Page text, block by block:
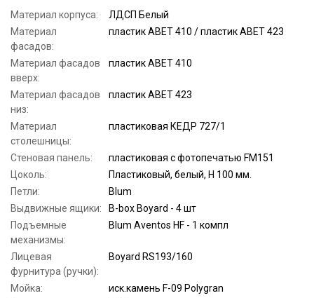
Материал корпуса:
ЛДСП Белый
Материал
фасадов:
пластик ABET 410 / пластик ABET 423
Материал фасадов
вверх:
пластик ABET 410
Материал фасадов
низ:
пластик ABET 423
Материал
столешницы:
пластиковая КЕДР 727/1
Стеновая панель:
пластиковая с фотопечатью FM151
Цоколь:
Пластиковый, белый, H 100 мм.
Петли:
Blum
Выдвижные ящики:
B-box Boyard - 4 шт
Подъемные
механизмы:
Blum Aventos HF - 1 компл
Лицевая
фурнитура (ручки):
Boyard RS193/160
Мойка:
иск.камень F-09 Polygran